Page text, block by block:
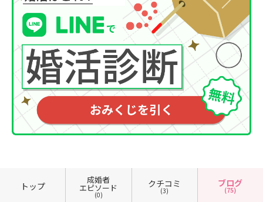
トップ
成婚者
エピソード
(0)
クチコミ
(3)
ブログ
(75)